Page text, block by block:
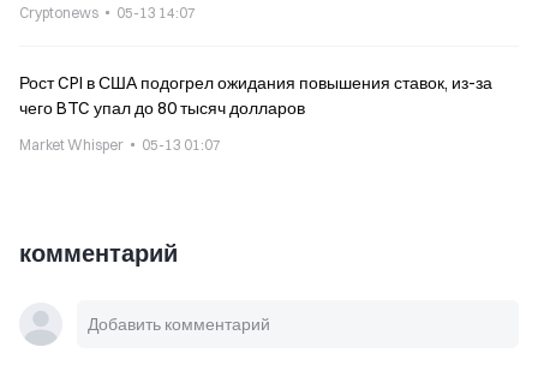
Cryptonews 05-13 14:07
Рост CPI в США подогрел ожидания повышения ставок, из-за
чего BTC упал до 80 тысяч долларов
Market Whisper 05-13 01:07
комментарий